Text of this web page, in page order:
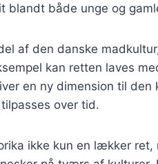
blandt både unge og
af den danske
kan retten laves
en ny dimension til den
over tid.
ikke kun en lækker